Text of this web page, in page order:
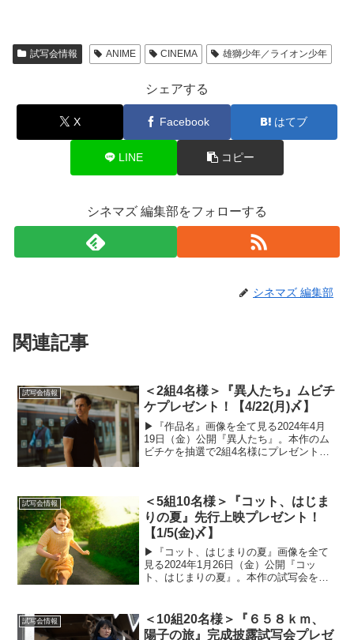
試写会情報 ANIME CINEMA 雄獅少年／ライオン少年
シェアする
X Facebook はてブ
LINE コピー
シネマズ 編集部をフォローする
シネマズ 編集部
関連記事
試写会情報
＜2組4名様＞『異人たち』ムビチ
ケプレゼント！【4/22(月)〆】
▶︎『作品名』画像を全て見る2024年4月
19日（金）公開『異人たち』。本作のム
ビチケを抽選で2組4名様にプレゼントい
ト数2組4名様...
試写会情報
＜5組10名様＞『コット、はじま
りの夏』先行上映プレゼント！
【1/5(金)〆】
▶︎『コット、はじまりの夏』画像を全て
見る2024年1月26日（金）公開『コッ
ト、はじまりの夏』。本作の試写会を抽
のうえ、ぜひご応募ください。試写会の
概要■開催日時...
試写会情報
＜10組20名様＞『６５８ｋｍ、
陽子の旅』完成披露試写会プレゼ